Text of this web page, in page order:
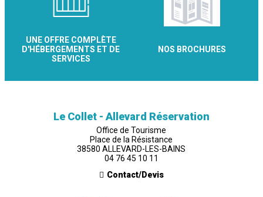
UNE OFFRE COMPLÈTE
D'HÉBERGEMENTS ET DE
SERVICES
NOS BROCHURES
Le Collet - Allevard Réservation
Office de Tourisme
Place de la Résistance
38580 ALLEVARD-LES-BAINS
04 76 45 10 11
Contact/Devis